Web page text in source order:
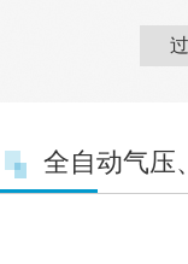
全自动气压